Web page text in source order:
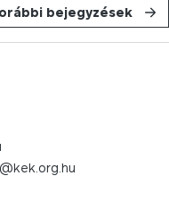
bejegyzések